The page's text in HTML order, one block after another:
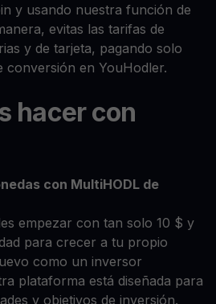
y usando nuestra función de
evitas las tarifas de
y de tarjeta, pagando solo
conversión en YouHodler.
hacer con
con MultiHODL de
empezar con tan solo 10 $ y
para crecer a tu propio
como un inversor
plataforma está diseñada para
y objetivos de inversión.